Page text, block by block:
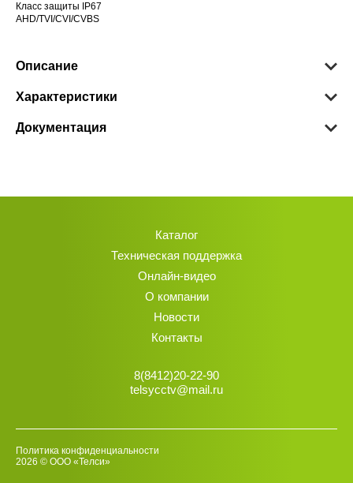
Класс защиты IР67
AHD/TVI/CVI/CVBS
Описание
Характеристики
Документация
Каталог
Техническая поддержка
Онлайн-видео
О компании
Новости
Контакты
8(8412)20-22-90
telsycctv@mail.ru
2026 © ООО «Телси»
Политика конфиденциальности